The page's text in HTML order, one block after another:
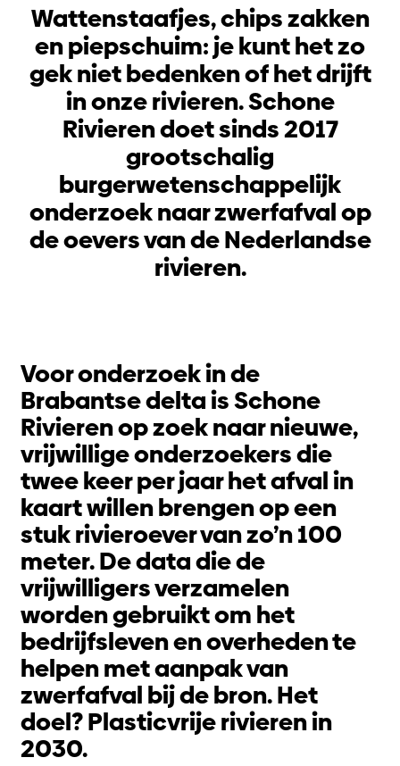
Wattenstaafjes, chips zakken
en piepschuim: je kunt het zo
gek niet bedenken of het drijft
in onze rivieren. Schone
Rivieren doet sinds 2017
grootschalig
burgerwetenschappelijk
onderzoek naar zwerfafval op
de oevers van de Nederlandse
rivieren.
Voor onderzoek in de
Brabantse delta is Schone
Rivieren op zoek naar nieuwe,
vrijwillige onderzoekers die
twee keer per jaar het afval in
kaart willen brengen op een
stuk rivieroever van zo’n 100
meter. De data die de
vrijwilligers verzamelen
worden gebruikt om het
bedrijfsleven en overheden te
helpen met aanpak van
zwerfafval bij de bron. Het
doel? Plasticvrije rivieren in
2030.